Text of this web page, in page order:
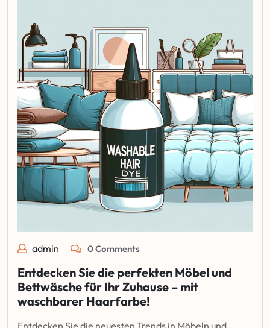
admin 0 Comments
Entdecken Sie die perfekten Möbel und
Bettwäsche für Ihr Zuhause – mit
waschbarer Haarfarbe!
Entdecken Sie die neuesten Trends in Möbeln und